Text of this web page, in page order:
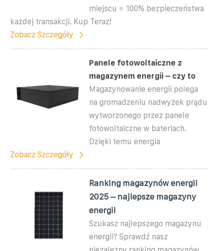
miejscu ⭐ 100% bezpieczeństwa
każdej transakcji. Kup Teraz!
Zobacz Szczegóły
Panele fotowoltaiczne z
magazynem energii – czy to
Magazynowanie energii polega
na gromadzeniu nadwyżek prądu
wytworzonego przez panele
fotowoltaiczne w bateriach.
Dzięki temu energia
Zobacz Szczegóły
Ranking magazynów energii
2025 – najlepsze magazyny
energii
Szukasz najlepszego magazynu
energii? Sprawdź nasz